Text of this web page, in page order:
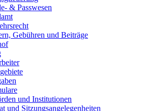
& Passwesen
Gebühren und Beiträge
und Institutionen
und Sitzungsangelegenheiten